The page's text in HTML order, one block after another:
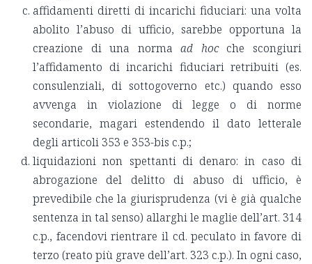
affidamenti diretti di incarichi fiduciari: una volta
abolito l’abuso di ufficio, sarebbe opportuna la
creazione di una normaad hocche scongiuri
l’affidamento di incarichi fiduciari retribuiti (es.
consulenziali, di sottogoverno etc.) quando esso
avvenga in violazione di legge o di norme
secondarie, magari estendendo il dato letterale
degli articoli 353 e 353-bis c.p.;
liquidazioni non spettanti di denaro: in caso di
abrogazione del delitto di abuso di ufficio, è
prevedibile che la giurisprudenza (vi è già qualche
sentenza in tal senso) allarghi le maglie dell’art. 314
c.p., facendovi rientrare il cd. peculato in favore di
terzo (reato più grave dell’art. 323 c.p.). In ogni caso,